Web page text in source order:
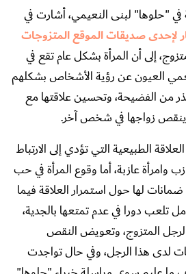
في "حلوها" لبنى النعيمي، أشارت في
لإحدى صديقات الموقع المتزوجات
إلى أن المرأة بشكل عام تقع في
العيون عن رؤية الأشخاص بشكلهم
من الفضيحة، وتحسين علاقتها مع
ينقص زواجها في شخص آخر.
الطبيعية التي تؤدي إلى الارتباط
وامرأة عازبة، أما وقوع المرأة في حب
لها حول استمرار العلاقة فيما
تلعب دورا في عدم تمتعها بالجدية،
المتزوج، وتعويض النقص
لدى هذا الرجل، وفي حال تواجدت